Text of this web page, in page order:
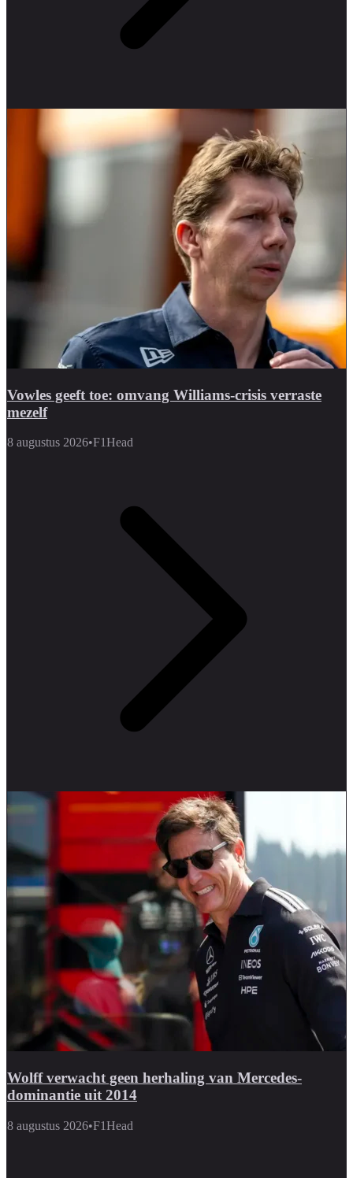
Vowles geeft toe: omvang Williams-crisis verraste
mezelf
8 augustus 2026•F1Head
Wolff verwacht geen herhaling van Mercedes-
dominantie uit 2014
8 augustus 2026•F1Head